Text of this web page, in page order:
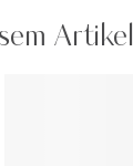
Artikel